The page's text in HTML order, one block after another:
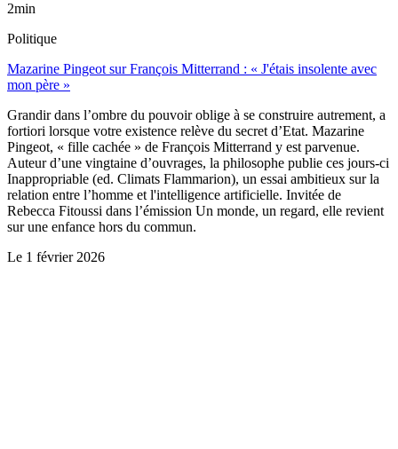
2min
Politique
Mazarine Pingeot sur François Mitterrand : « J'étais insolente avec
mon père »
Grandir dans l’ombre du pouvoir oblige à se construire autrement, a
fortiori lorsque votre existence relève du secret d’Etat. Mazarine
Pingeot, « fille cachée » de François Mitterrand y est parvenue.
Auteur d’une vingtaine d’ouvrages, la philosophe publie ces jours-ci
Inappropriable (ed. Climats Flammarion), un essai ambitieux sur la
relation entre l’homme et l'intelligence artificielle. Invitée de
Rebecca Fitoussi dans l’émission Un monde, un regard, elle revient
sur une enfance hors du commun.
Le 1 février 2026